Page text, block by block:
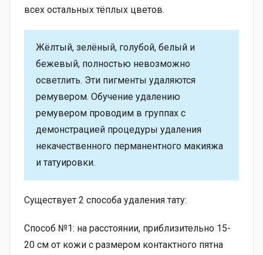
всех остальных тёплых цветов.
Жёлтый, зелёный, голубой, белый и
бежевый, полностью невозможно
осветлить. Эти пигменты удаляются
ремувером. Обучение удалению
ремувером проводим в группах с
демонстрацией процедуры удаления
некачественного перманентного макияжа
и татуировки.
Существует 2 способа удаления тату:
Способ №1: на расстоянии, приблизительно 15-
20 см от кожи с размером контактного пятна